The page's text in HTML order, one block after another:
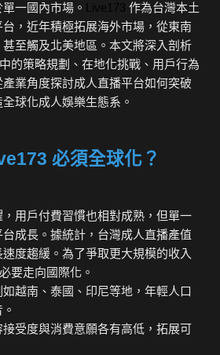
一國內市場。
Live173 作為台灣本土
，近年積極拓展海外市場，從東南
至觸及北美地區。本文將深入剖析
的策略規劃、在地化挑戰、用戶行為
業角度探討成人直播平台如何突破
球化成人娛樂生態系。
必須全球化？
用戶付費習慣也相對成熟，但單一
成長。據統計，台灣成人直播產值
度趨緩。為了爭取更大規模的收入
要走向國際化。
越南、泰國、印尼等地，年輕人口
受度與消費意願各有高低，拓展可